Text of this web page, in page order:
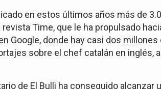
en estos últimos años más de
revista Time, que le ha propulsado
Google, donde hay casi dos
sobre el chef catalán en inglés,
de El Bulli ha conseguido alcanzar